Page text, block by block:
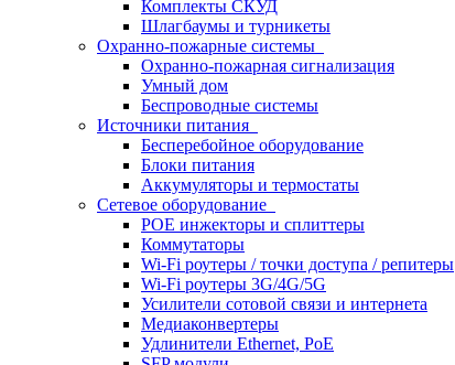
Комплекты СКУД
Шлагбаумы и турникеты
Охранно-пожарные системы
Охранно-пожарная сигнализация
Умный дом
Беспроводные системы
Источники питания
Бесперебойное оборудование
Блоки питания
Аккумуляторы и термостаты
Сетевое оборудование
POE инжекторы и сплиттеры
Коммутаторы
Wi-Fi роутеры / точки доступа / репитеры
Wi-Fi роутеры 3G/4G/5G
Усилители сотовой связи и интернета
Медиаконвертеры
Удлинители Ethernet, PoE